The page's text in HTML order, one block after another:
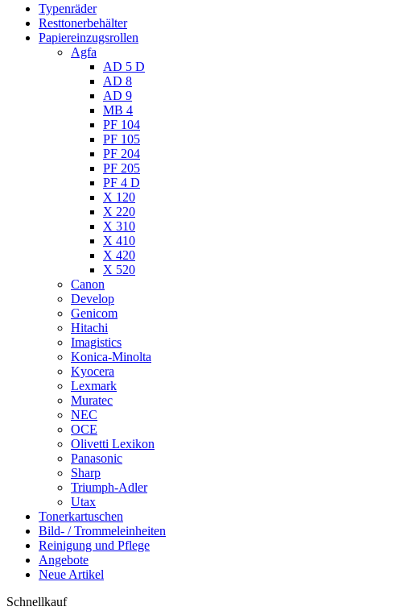
Typenräder
Resttonerbehälter
Papiereinzugsrollen
Agfa
AD 5 D
AD 8
AD 9
MB 4
PF 104
PF 105
PF 204
PF 205
PF 4 D
X 120
X 220
X 310
X 410
X 420
X 520
Canon
Develop
Genicom
Hitachi
Imagistics
Konica-Minolta
Kyocera
Lexmark
Muratec
NEC
OCE
Olivetti Lexikon
Panasonic
Sharp
Triumph-Adler
Utax
Tonerkartuschen
Bild- / Trommeleinheiten
Reinigung und Pflege
Angebote
Neue Artikel
Schnellkauf